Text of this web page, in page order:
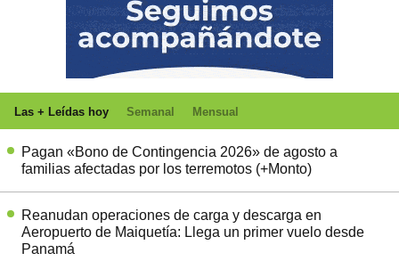
Las + Leídas hoy Semanal Mensual
Pagan «Bono de Contingencia 2026» de agosto a
familias afectadas por los terremotos (+Monto)
Reanudan operaciones de carga y descarga en
Aeropuerto de Maiquetía: Llega un primer vuelo desde
Panamá